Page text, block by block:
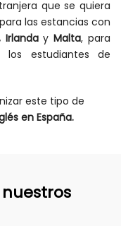
que se quiera
las estancias con
Irlanday Malta, para
los estudiantes de
este tipo de
en España.